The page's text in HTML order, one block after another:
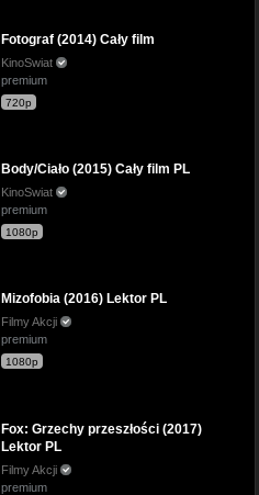
Fotograf (2014) Cały film
KinoSwiat
premium
720p
Body/Ciało (2015) Cały film PL
KinoSwiat
premium
1080p
Mizofobia (2016) Lektor PL
Filmy Akcji
premium
1080p
Fox: Grzechy przeszłości (2017)
Lektor PL
Filmy Akcji
premium